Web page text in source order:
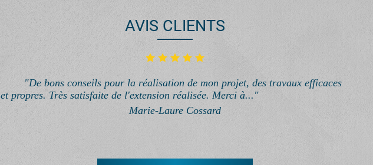
AVIS CLIENTS
"De bons conseils pour la réalisation de mon projet, des travaux efficaces
et propres. Très satisfaite de l'extension réalisée. Merci à..."
Marie-Laure Cossard